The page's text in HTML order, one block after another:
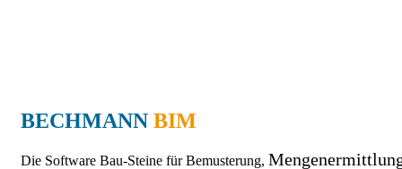
BECHMANN BIM
Die Software Bau-Steine für Bemusterung,